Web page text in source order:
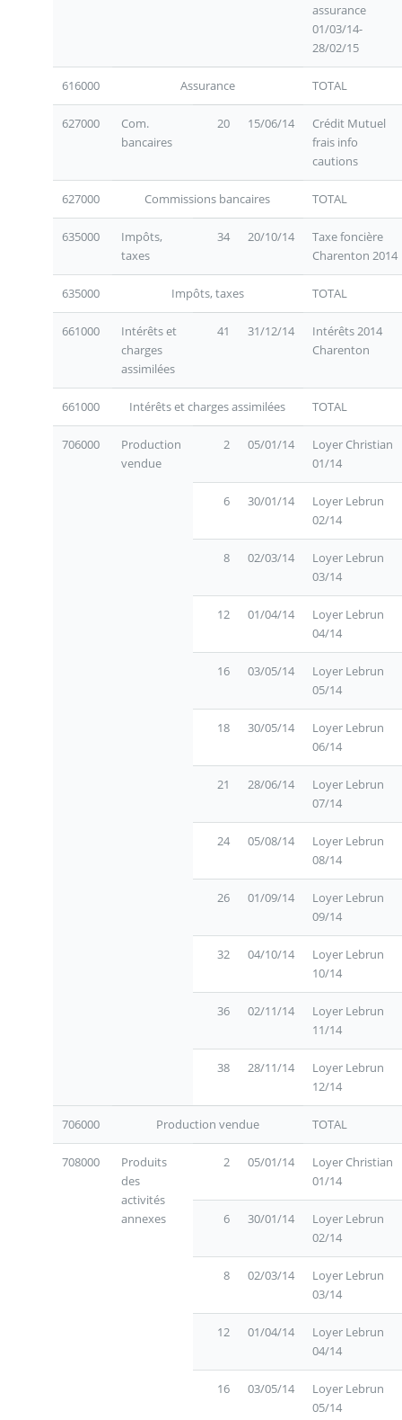
assurance
01/03/14-
28/02/15
616000 Assurance TOTAL
627000
Com.
bancaires
20 15/06/14
Crédit Mutuel
frais info
cautions
627000 Commissions bancaires TOTAL
635000
Impôts,
taxes
34 20/10/14
Taxe foncière
Charenton 2014
635000 Impôts, taxes TOTAL
661000
Intérêts et
charges
assimilées
41 31/12/14
Intérêts 2014
Charenton
661000 Intérêts et charges assimilées TOTAL
706000
Production
vendue
2 05/01/14
Loyer Christian
01/14
6 30/01/14
Loyer Lebrun
02/14
8 02/03/14
Loyer Lebrun
03/14
12 01/04/14
Loyer Lebrun
04/14
16 03/05/14
Loyer Lebrun
05/14
18 30/05/14
Loyer Lebrun
06/14
21 28/06/14
Loyer Lebrun
07/14
24 05/08/14
Loyer Lebrun
08/14
26 01/09/14
Loyer Lebrun
09/14
32 04/10/14
Loyer Lebrun
10/14
36 02/11/14
Loyer Lebrun
11/14
38 28/11/14
Loyer Lebrun
12/14
706000 Production vendue TOTAL
708000
Produits
des
activités
annexes
2 05/01/14
Loyer Christian
01/14
6 30/01/14
Loyer Lebrun
02/14
8 02/03/14
Loyer Lebrun
03/14
12 01/04/14
Loyer Lebrun
04/14
16 03/05/14
Loyer Lebrun
05/14